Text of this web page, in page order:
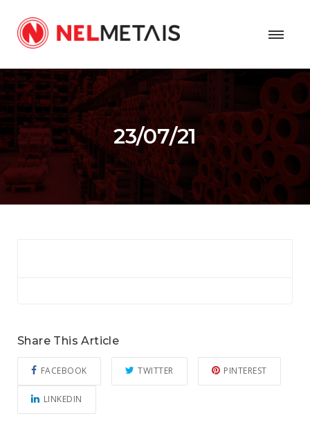
23/07/21
Share This Article
FACEBOOK TWITTER PINTEREST
LINKEDIN